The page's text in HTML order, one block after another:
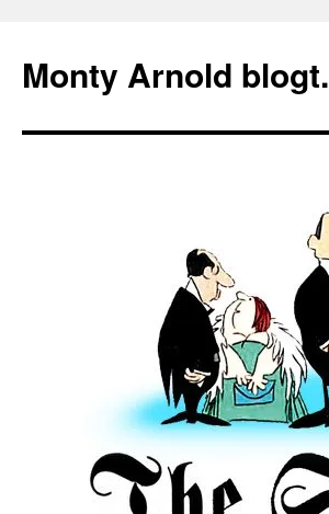
springen
Monty Arnold blogt.